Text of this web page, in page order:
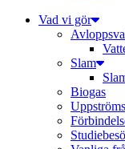
Vad vi gör
Slam
Biogas